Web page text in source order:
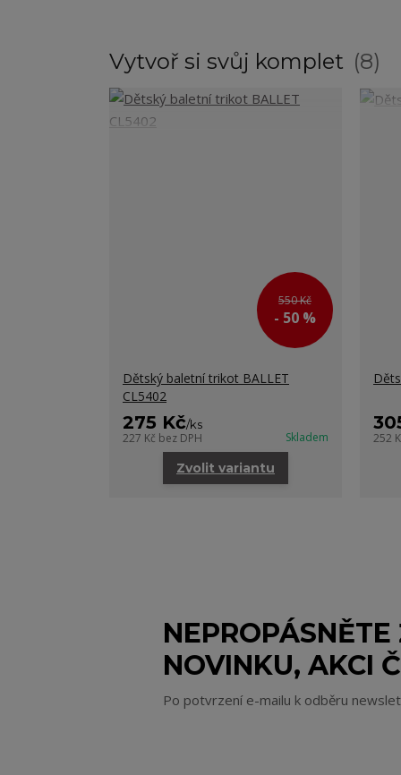
Vytvoř si svůj komplet 8
550 Kč
- 50 %
Dětský baletní trikot BALLET
CL5402
275 Kč/ks
227 Kč bez DPH Skladem
Zvolit variantu
252
NOVINKU, AKCI
Po potvrzení e-mailu k odběru